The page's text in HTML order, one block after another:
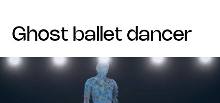
ghost ballet dancer